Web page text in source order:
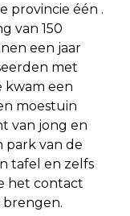
provincie één .
van 150
een jaar
met
kwam een
moestuin
van jong en
park van de
tafel en zelfs
het contact